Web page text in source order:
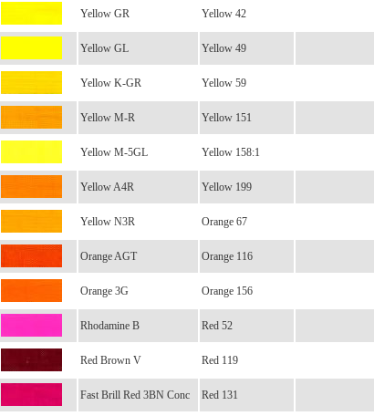
Yellow GR Yellow 42
Yellow GL Yellow 49
Yellow K-GR Yellow 59
Yellow M-R Yellow 151
Yellow M-5GL Yellow 158:1
Yellow A4R Yellow 199
Yellow N3R Orange 67
Orange AGT Orange 116
Orange 3G Orange 156
Rhodamine B Red 52
Red Brown V Red 119
Fast Brill Red 3BN Conc Red 131